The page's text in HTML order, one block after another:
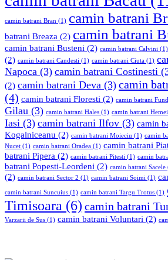
camin batrani Bran (1) camin batrani
batrani Breaza (2) camin batrani
camin batrani Busteni (2) camin batrani Calvini (1)
(2) camin batrani Candesti (1) camin batrani Ciuta (1)
Napoca (3) camin batrani Costinesti
(2) camin batrani Deva (3) camin
(4) camin batrani Floresti (2) camin batrani
Gilau (3) camin batrani Hales (1) camin batrani
Iasi (3) camin batrani Ilfov (3) camin
Kogalniceanu (2) camin batrani Moieciu (1) camin
Nucet (1) camin batrani Oradea (1) camin batrani
batrani Pipera (2) camin batrani Pitesti (1) camin
batrani Popesti-Leordeni (2) camin batrani Sacele
(2) camin batrani Sector 2 (1) camin batrani Soimi (1)
camin batrani Suncuius (1) camin batrani Targu Trotus (1)
Timisoara (6) camin batrani
Varzarii de Sus (1) camin batrani Voluntari (2)